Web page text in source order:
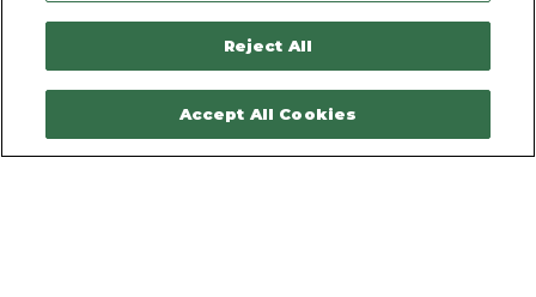
Contactez-nous
Reject All
Accept All Cookies